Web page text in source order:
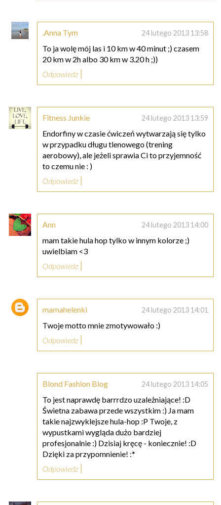
.Anna Tym 24 lutego 2013 13:58
To ja wolę mój las i 10 km w 40 minut ;) czasem
20 km w 2h albo 30 km w 3.20 h ;))
Odpowiedz
Fitness Junkie 24 lutego 2013 13:59
Endorfiny w czasie ćwiczeń wytwarzają się tylko
w przypadku długu tlenowego (trening
aerobowy), ale jeżeli sprawia Ci to przyjemność
to czemu nie : )
Odpowiedz
Ann 24 lutego 2013 14:00
mam takie hula hop tylko w innym kolorze ;)
uwielbiam <3
Odpowiedz
mamahelenki 24 lutego 2013 14:01
Twoje motto mnie zmotywowało :)
Odpowiedz
Blond Fashion Blog 24 lutego 2013 14:05
To jest naprawdę barrrdzo uzależniające! :D
Świetna zabawa przede wszystkim :) Ja mam
takie najzwyklejsze hula-hop :P Twoje, z
wypustkami wygląda dużo bardziej
profesjonalnie :) Dzisiaj kręcę - koniecznie! :D
Dzięki za przypomnienie! :*
Odpowiedz